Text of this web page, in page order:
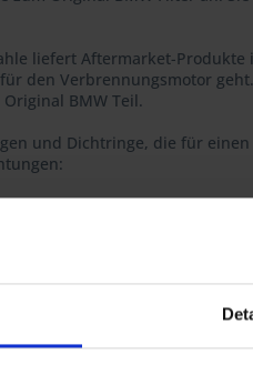
liefert Aftermarket-
den Verbrennungsmotor
BMW Teil.
und Dichtringe, die für
der in Europa von MAHLE,